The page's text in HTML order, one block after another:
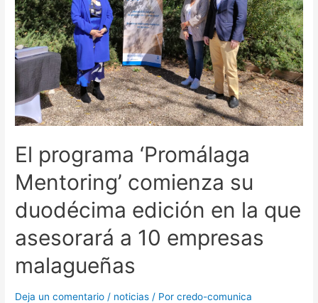
El programa ‘Promálaga
Mentoring’ comienza su
duodécima edición en la que
asesorará a 10 empresas
malagueñas
Deja un comentario / noticias / Porcredo-comunica